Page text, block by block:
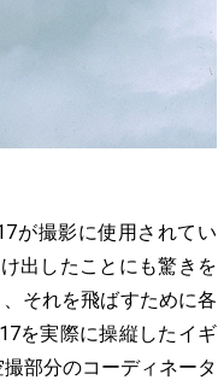
が撮影に使用されてい
出したことにも驚きを
それを飛ばすために各
を実際に操縦したイギ
部分のコーディネータ